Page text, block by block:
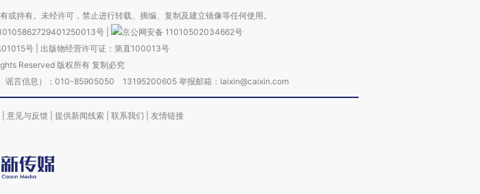
持有。未经许可，禁止进行转载、摘编、复制及建立镜像等任何使用。
号
京公网安备 11010502034662号
号| 出版物经营许可证：第直100013号
Reserved 版权所有 复制必究
谣言信息）：010-85905050 13195200605 举报邮箱：laixin@caixin.com
意见与反馈 提供新闻线索 联系我们 友情链接